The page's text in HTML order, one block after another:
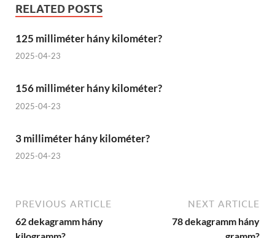
RELATED POSTS
125 milliméter hány kilométer?
2025-04-23
156 milliméter hány kilométer?
2025-04-23
3 milliméter hány kilométer?
2025-04-23
PREVIOUS ARTICLE
62 dekagramm hány
NEXT ARTICLE
78 dekagramm hány